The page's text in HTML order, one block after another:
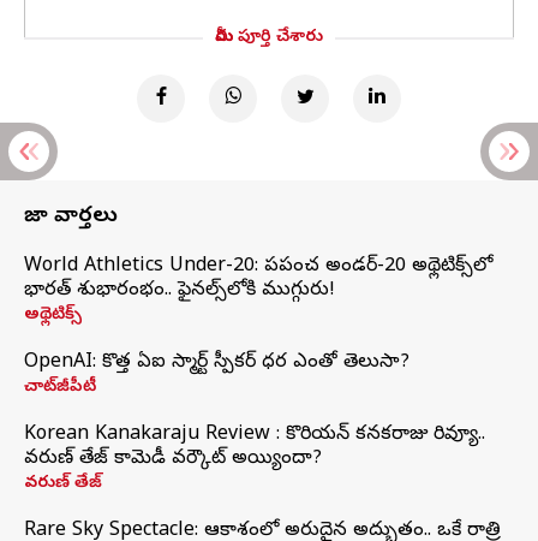
మీరు పూర్తి చేశారు
తాజా వార్తలు
World Athletics Under-20: ప్రపంచ అండర్-20 అథ్లెటిక్స్‌లో
భారత్‌ శుభారంభం.. ఫైనల్స్‌లోకి ముగ్గురు!
అథ్లెటిక్స్
OpenAI: కొత్త ఏఐ స్మార్ట్ స్పీకర్ ధర ఎంతో తెలుసా?
చాట్‌జీపీటీ
Korean Kanakaraju Review : కొరియన్ కనకరాజు రివ్యూ..
వరుణ్ తేజ్ కామెడీ వర్కౌట్ అయ్యిందా?
వరుణ్ తేజ్
Rare Sky Spectacle: ఆకాశంలో అరుదైన అద్భుతం.. ఒకే రాత్రి